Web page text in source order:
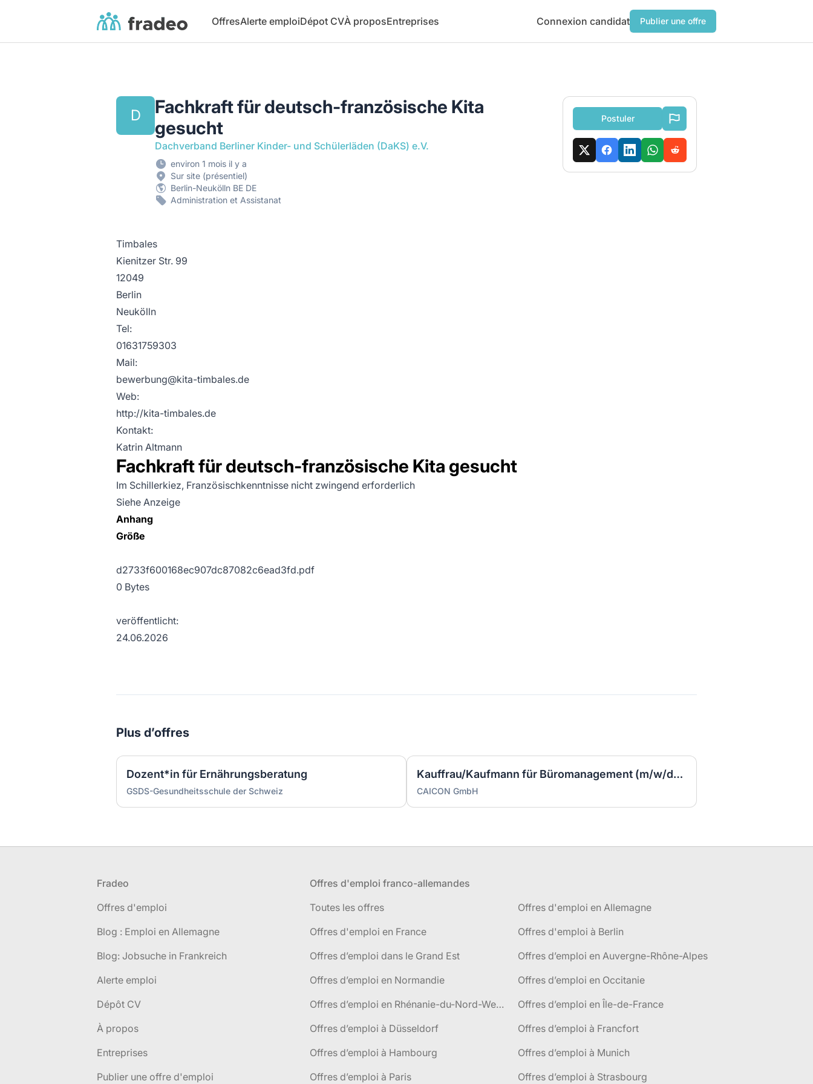
Fradeo OffresAlerte emploiDépot CVÀ proposEntreprises Connexion candidat Publier une offre
D
Fachkraft für deutsch-französische Kita
gesucht
Dachverband Berliner Kinder- und Schülerläden (DaKS) e.V.
environ 1 mois il y a
Sur site (présentiel)
Berlin-Neukölln BE DE
Administration et Assistanat
Timbales
Kienitzer Str. 99
12049
Berlin
Neukölln
Tel:
01631759303
Mail:
bewerbung@kita-timbales.de
Web:
http://kita-timbales.de
Kontakt:
Katrin Altmann
Fachkraft für deutsch-französische Kita gesucht
Im Schillerkiez, Französischkenntnisse nicht zwingend erforderlich
Siehe Anzeige
Anhang
Größe
d2733f600168ec907dc87082c6ead3fd.pdf
0 Bytes
veröffentlicht:
24.06.2026
Postuler
Plus d’offres
Dozent*in für Ernährungsberatung
GSDS-Gesundheitsschule der Schweiz
Kauffrau/Kaufmann für Büromanagement (m/w/d) VZ
CAICON GmbH
Fradeo
Offres d'emploi
Blog : Emploi en Allemagne
Blog: Jobsuche in Frankreich
Alerte emploi
Dépôt CV
À propos
Entreprises
Publier une offre d'emploi
Offres d'emploi franco-allemandes
Toutes les offres
Offres d'emploi en Allemagne
Offres d'emploi en France
Offres d'emploi à Berlin
Offres d’emploi dans le Grand Est
Offres d’emploi en Auvergne-Rhône-Alpes
Offres d’emploi en Normandie
Offres d’emploi en Occitanie
Offres d’emploi en Rhénanie-du-Nord-Westphalie
Offres d’emploi en Île-de-France
Offres d’emploi à Düsseldorf
Offres d’emploi à Francfort
Offres d’emploi à Hambourg
Offres d’emploi à Munich
Offres d’emploi à Paris
Offres d’emploi à Strasbourg